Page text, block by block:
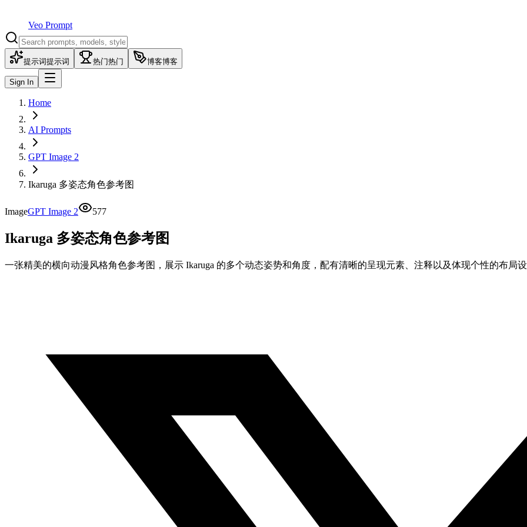
Veo Prompt
提示词提示词 热门热门 博客博客
Sign In
Home
AI Prompts
GPT Image 2
Ikaruga 多姿态角色参考图
ImageGPT Image 2 577
Ikaruga 多姿态角色参考图
一张精美的横向动漫风格角色参考图，展示 Ikaruga 的多个动态姿势和角度，配有清晰的呈现元素、注释以及体现个性的布局